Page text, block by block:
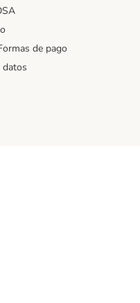
de pago
datos